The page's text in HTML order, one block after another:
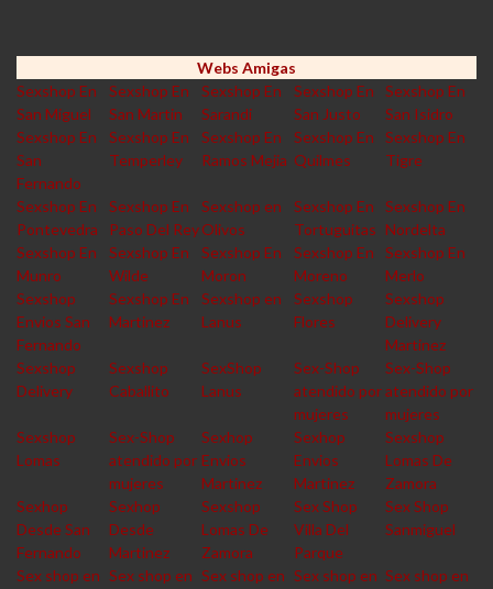
Webs Amigas
Sexshop En
San Miguel
Sexshop En
San Martin
Sexshop En
Sarandi
Sexshop En
San Justo
Sexshop En
San Isidro
Sexshop En
San
Fernando
Sexshop En
Temperley
Sexshop En
Ramos Mejia
Sexshop En
Quilmes
Sexshop En
Tigre
Sexshop En
Pontevedra
Sexshop En
Paso Del Rey
Sexshop en
Olivos
Sexshop En
Tortuguitas
Sexshop En
Nordelta
Sexshop En
Munro
Sexshop En
Wilde
Sexshop En
Moron
Sexshop En
Moreno
Sexshop En
Merlo
Sexshop
Envios San
Fernando
Sexshop En
Martinez
Sexshop en
Lanus
Sexshop
Flores
Sexshop
Delivery
Martinez
Sexshop
Delivery
Sexshop
Caballito
SexShop
Lanus
Sex-Shop
atendido por
mujeres
Sex-Shop
atendido por
mujeres
Sexshop
Lomas
Sex-Shop
atendido por
mujeres
Sexhop
Envios
Martinez
Sexhop
Envios
Martinez
Sexshop
Lomas De
Zamora
Sexhop
Desde San
Fernando
Sexhop
Desde
Martinez
Sexshop
Lomas De
Zamora
Sex Shop
Villa Del
Parque
Sex Shop
Sanmiguel
Sex shop en Sex shop en Sex shop en Sex shop en Sex shop en